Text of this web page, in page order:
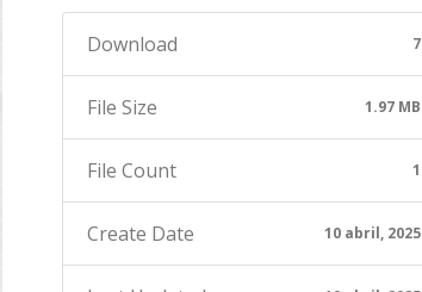
Download 7
File Size 1.97 MB
File Count 1
Create Date 10 abril, 2025